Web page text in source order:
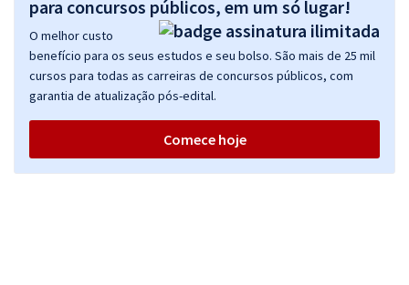
para concursos públicos, em um só lugar!
O melhor custo
benefício para os seus estudos e seu bolso. São mais de 25 mil
cursos para todas as carreiras de concursos públicos, com
garantia de atualização pós-edital.
Comece hoje